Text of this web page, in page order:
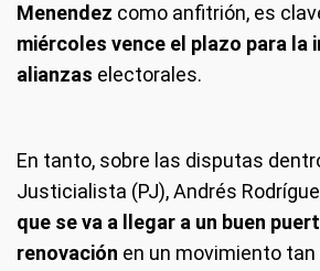
Menendez como anfitrión, es
miércoles vence el plazo para la
alianzas electorales.
En tanto, sobre las disputas
Justicialista (PJ), Andrés
que se va a llegar a un buen
renovación en un movimiento